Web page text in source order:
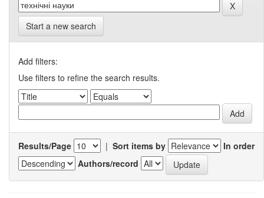
Start a new search
Add filters:
Use filters to refine the search results.
Results/Page | Sort items by
In order
Authors/record